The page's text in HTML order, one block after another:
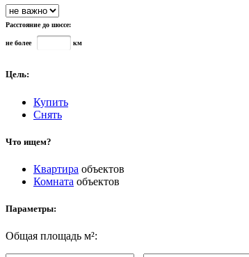
Расстояние до шоссе:
не более км
Цель:
Купить
Снять
Что ищем?
Квартира объектов
Комната объектов
Параметры:
Общая площадь м²: